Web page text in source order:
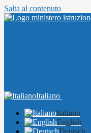
Salta al contenuto
Italiano
Italiano
English
Deutsch